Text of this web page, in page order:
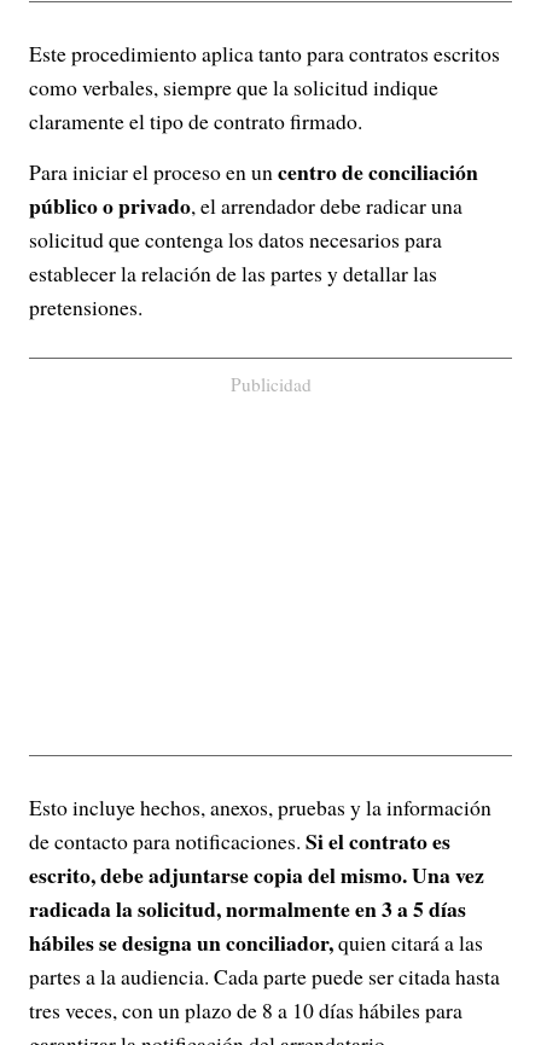
Este procedimiento aplica tanto para contratos escritos
como verbales, siempre que la solicitud indique
claramente el tipo de contrato firmado.
Para iniciar el proceso en uncentro de conciliación
público o privado, el arrendador debe radicar una
solicitud que contenga los datos necesarios para
establecer la relación de las partes y detallar las
pretensiones.
Publicidad
Esto incluye hechos, anexos, pruebas y la información
de contacto para notificaciones. Si el contrato es
escrito, debe adjuntarse copia del mismo. Una vez
radicada la solicitud, normalmente en 3 a 5 días
hábiles se designa un conciliador,quien citará a las
partes a la audiencia. Cada parte puede ser citada hasta
tres veces, con un plazo de 8 a 10 días hábiles para